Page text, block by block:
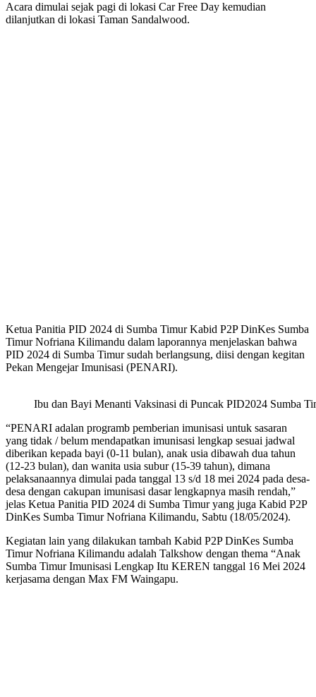
Acara dimulai sejak pagi di lokasi Car Free Day kemudian
dilanjutkan di lokasi Taman Sandalwood.
Ketua Panitia PID 2024 di Sumba Timur Kabid P2P DinKes Sumba
Timur Nofriana Kilimandu dalam laporannya menjelaskan bahwa
PID 2024 di Sumba Timur sudah berlangsung, diisi dengan kegitan
Pekan Mengejar Imunisasi (PENARI).
Ibu dan Bayi Menanti Vaksinasi di Puncak PID2024 Sumba
“PENARI adalan programb pemberian imunisasi untuk sasaran
yang tidak / belum mendapatkan imunisasi lengkap sesuai jadwal
diberikan kepada bayi (0-11 bulan), anak usia dibawah dua tahun
(12-23 bulan), dan wanita usia subur (15-39 tahun), dimana
pelaksanaannya dimulai pada tanggal 13 s/d 18 mei 2024 pada desa-
desa dengan cakupan imunisasi dasar lengkapnya masih rendah,”
jelas Ketua Panitia PID 2024 di Sumba Timur yang juga Kabid P2P
DinKes Sumba Timur Nofriana Kilimandu, Sabtu (18/05/2024).
Kegiatan lain yang dilakukan tambah Kabid P2P DinKes Sumba
Timur Nofriana Kilimandu adalah Talkshow dengan thema “Anak
Sumba Timur Imunisasi Lengkap Itu KEREN tanggal 16 Mei 2024
kerjasama dengan Max FM Waingapu.